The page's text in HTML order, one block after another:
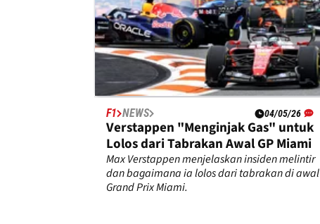
F1 NEWS 04/05/26
Verstappen "Menginjak Gas" untuk
Lolos dari Tabrakan Awal GP Miami
Max Verstappen menjelaskan insiden melintir
dan bagaimana ia lolos dari tabrakan di awal
Grand Prix Miami.